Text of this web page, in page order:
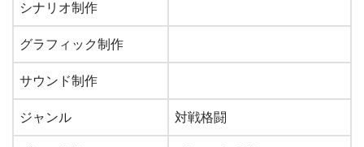
シナリオ制作
グラフィック制作
サウンド制作
ジャンル 対戦格闘